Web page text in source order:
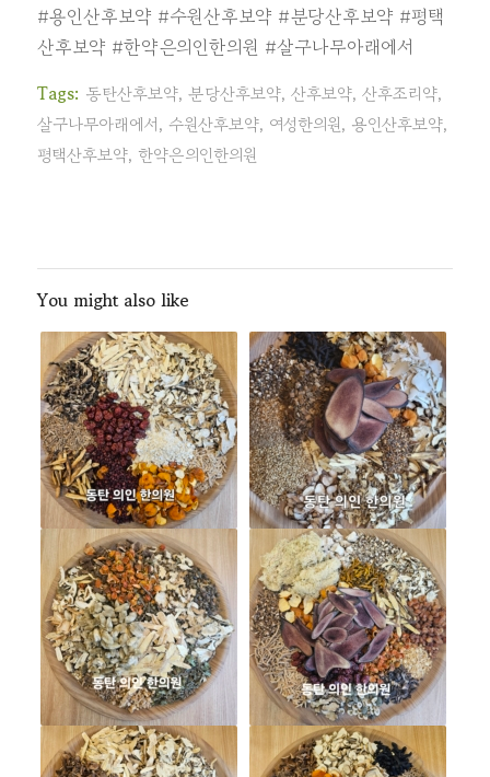
#용인산후보약 #수원산후보약 #분당산후보약 #평택
산후보약 #한약은의인한의원 #살구나무아래에서
Tags: 동탄산후보약, 분당산후보약, 산후보약, 산후조리약,
살구나무아래에서, 수원산후보약, 여성한의원, 용인산후보약,
평택산후보약, 한약은의인한의원
You might also like